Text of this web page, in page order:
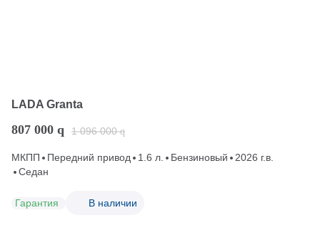
LADA Granta
807 000 q 1 096 000 q
МКПП Передний привод 1.6 л. Бензиновый
2026 г.в.
Седан
Гарантия В наличии